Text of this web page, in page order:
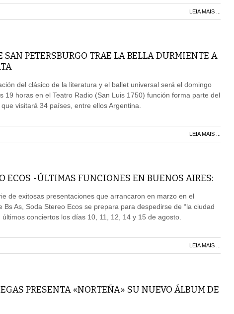
LEIA MAIS ...
SAN PETERSBURGO TRAE LA BELLA DURMIENTE A
del clásico de la literatura y el ballet universal será el domingo
19 horas en el Teatro Radio (San Luis 1750) función forma parte del
visitará 34 países, entre ellos Argentina.
LEIA MAIS ...
ECOS -ÚLTIMAS FUNCIONES EN BUENOS AIRES:
de exitosas presentaciones que arrancaron en marzo en el
Bs As, Soda Stereo Ecos se prepara para despedirse de “la ciudad
últimos conciertos los días 10, 11, 12, 14 y 15 de agosto.
LEIA MAIS ...
PRESENTA «NORTEÑA» SU NUEVO ÁLBUM DE